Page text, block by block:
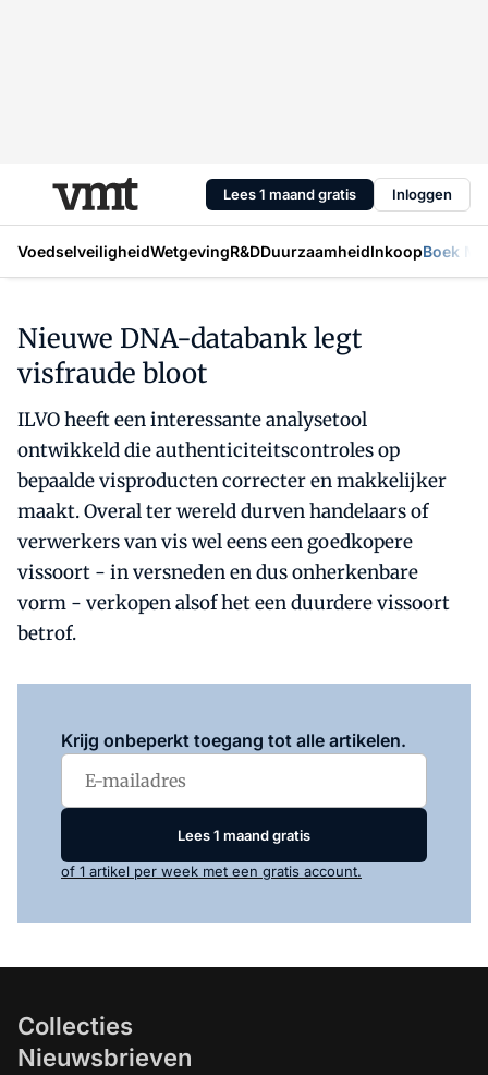
Lees 1 maand gratis Inloggen
VoedselveiligheidWetgevingR&DDuurzaamheidInkoopBoek
Nieuwe DNA-databank legt
visfraude bloot
ILVO heeft een interessante analysetool
ontwikkeld die authenticiteitscontroles op
bepaalde visproducten correcter en makkelijker
maakt. Overal ter wereld durven handelaars of
verwerkers van vis wel eens een goedkopere
vissoort - in versneden en dus onherkenbare
vorm - verkopen alsof het een duurdere vissoort
betrof.
Krijg onbeperkt toegang tot alle artikelen.
Lees 1 maand gratis
of 1 artikel per week met een gratis account.
Collecties
Nieuwsbrieven